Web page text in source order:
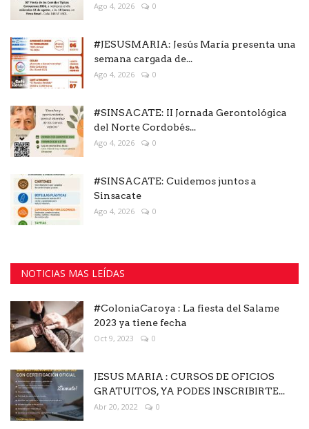
Ago 4, 2026 0
#JESUSMARIA: Jesús María presenta una
semana cargada de...
Ago 4, 2026 0
#SINSACATE: II Jornada Gerontológica
del Norte Cordobés...
Ago 4, 2026 0
#SINSACATE: Cuidemos juntos a
Sinsacate
Ago 4, 2026 0
NOTICIAS MAS LEÍDAS
#ColoniaCaroya : La fiesta del Salame
2023 ya tiene fecha
Oct 9, 2023 0
JESUS MARIA : CURSOS DE OFICIOS
GRATUITOS, YA PODES INSCRIBIRTE...
Abr 20, 2022 0